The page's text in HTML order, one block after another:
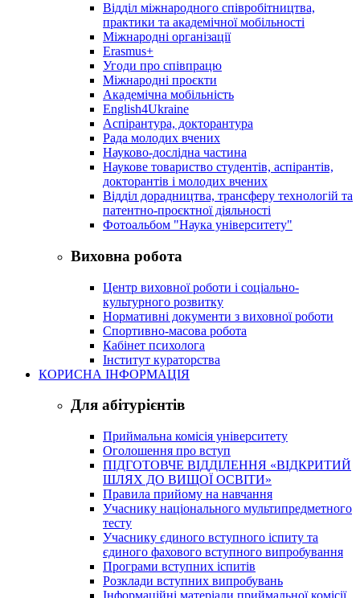
Відділ міжнародного співробітництва,
практики та академічної мобільності
Міжнародні організації
Erasmus+
Угоди про співпрацю
Міжнародні проєкти
Академічна мобільність
English4Ukraine
Аспірантура, докторантура
Рада молодих вчених
Науково-дослідна частина
Наукове товариство студентів, аспірантів,
докторантів і молодих вчених
Відділ дорадництва, трансферу технологій та
патентно-проєктної діяльності
Фотоальбом "Наука університету"
Виховна робота
Центр виховної роботи і соціально-
культурного розвитку
Нормативні документи з виховної роботи
Спортивно-масова робота
Кабінет психолога
Інститут кураторства
КОРИСНА ІНФОРМАЦІЯ
Для абітурієнтів
Приймальна комісія університету
Оголошення про вступ
ПІДГОТОВЧЕ ВІДДІЛЕННЯ «ВІДКРИТИЙ
ШЛЯХ ДО ВИЩОЇ ОСВІТИ»
Правила прийому на навчання
Учаснику національного мультипредметного
тесту
Учаснику єдиного вступного іспиту та
єдиного фахового вступного випробування
Програми вступних іспитів
Розклади вступних випробувань
Інформаційні матеріали приймальної комісії